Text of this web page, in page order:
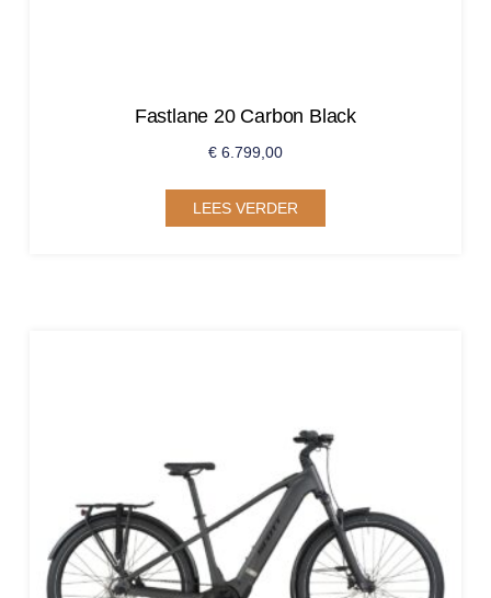
Fastlane 20 Carbon Black
€ 6.799,00
LEES VERDER